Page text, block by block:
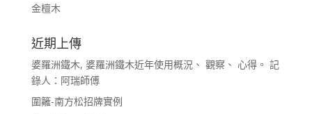
金檀木
近期上傳
婆羅洲鐵木, 婆羅洲鐵木近年使用概況、 觀察、 心得。 記
錄人：阿瑞師傅
圍籬-南方松招牌實例